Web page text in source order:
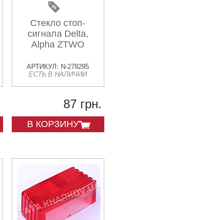
Стекло стоп-
сигнала Delta,
Alpha ZTWO
АРТИКУЛ: N-278295
ЕСТЬ В НАЛИЧИИ
87 грн.
В КОРЗИНУ